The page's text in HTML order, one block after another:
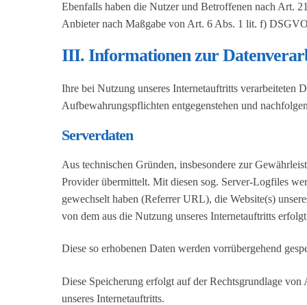
Ebenfalls haben die Nutzer und Betroffenen nach Art.
Anbieter nach Maßgabe von Art. 6 Abs. 1 lit. f)
III. Informationen zur
Ihre bei Nutzung unseres Internetauftritts verarbeiteten
Aufbewahrungspflichten entgegenstehen und
Serverdaten
Aus technischen Gründen, insbesondere zur
Provider übermittelt. Mit diesen sog. Server-Logfiles
gewechselt haben (Referrer URL), die Website(s)
von dem aus die Nutzung unseres Internetauftritts
Diese so erhobenen Daten werden vorrübergehend
Diese Speicherung erfolgt auf der Rechtsgrundlage
unseres Internetauftritts.